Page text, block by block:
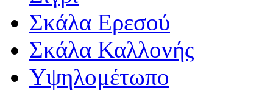
Σκάλα Ερεσού
Σκάλα Καλλονής
Υψηλομέτωπο